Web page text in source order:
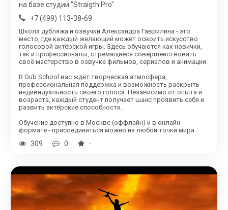
на базе студии "Straigth Pro"
+7 (499) 113-38-69
Школа дубляжа и озвучки Александра Гаврилина - это
место, где каждый желающий может освоить искусство
голосовой актёрской игры. Здесь обучаются как новички,
так и профессионалы, стремящиеся совершенствовать
своё мастерство в озвучке фильмов, сериалов и анимации.
В Dub School вас ждёт творческая атмосфера,
профессиональная поддержка и возможность раскрыть
индивидуальность своего голоса. Независимо от опыта и
возраста, каждый студент получает шанс проявить себя и
развить актёрские способности.
Обучение доступно в Москве (оффлайн) и в онлайн-
формате - присоединиться можно из любой точки мира.
309 0 -